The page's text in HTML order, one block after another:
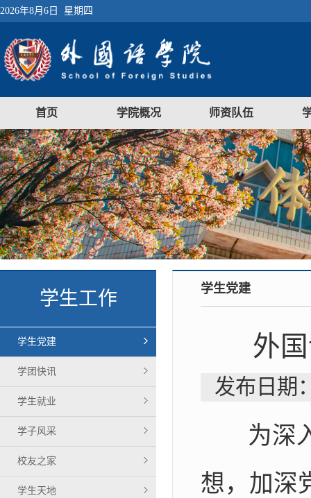
2026年8月6日 星期四
首页 学院概况 师资队伍
学生工作
学生党建
学团快讯
学生就业
学子风采
校友之家
学生天地
学生党建
外
发布日
为深
想，加深